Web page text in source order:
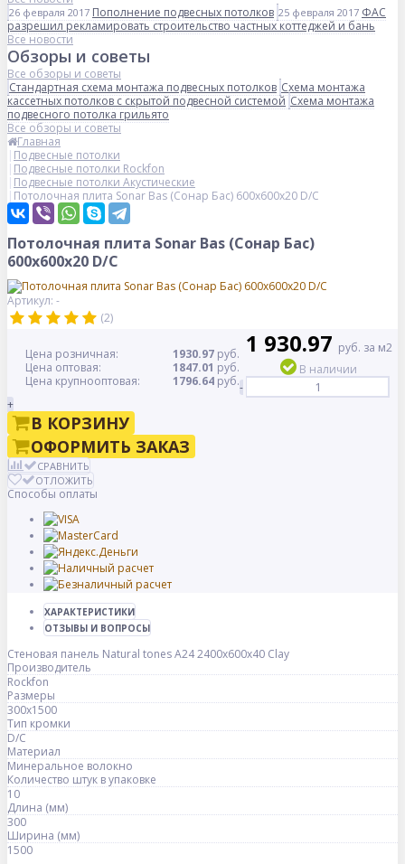
26 февраля 2017 Пополнение подвесных потолков 25 февраля 2017 ФАС
разрешил рекламировать строительство частных коттеджей и бань
Все новости
Обзоры и советы
Все обзоры и советы
Стандартная схема монтажа подвесных потолков Схема монтажа
кассетных потолков с скрытой подвесной системой Схема монтажа
подвесного потолка грильято
Все обзоры и советы
Главная
Подвесные потолки
Подвесные потолки Rockfon
Подвесные потолки Акустические
Потолочная плита Sonar Bas (Сонар Бас) 600x600x20 D/C
Потолочная плита Sonar Bas (Сонар Бас)
600x600x20 D/C
Артикул: -
(2)
Цена розничная: 1930.97 руб.
Цена оптовая:
1847.01 руб.
Цена крупнооптовая:
1796.64 руб.
1 930.97 руб. за м2
В наличии
-
+
В КОРЗИНУ
ОФОРМИТЬ ЗАКАЗ
СРАВНИТЬ
ОТЛОЖИТЬ
Способы оплаты
ХАРАКТЕРИСТИКИ
ОТЗЫВЫ И ВОПРОСЫ
Стеновая панель Natural tones А24 2400x600x40 Clay
Производитель
Rockfon
Размеры
300x1500
Тип кромки
D/C
Материал
Минеральное волокно
Количество штук в упаковке
10
Длина (мм)
300
Ширина (мм)
1500